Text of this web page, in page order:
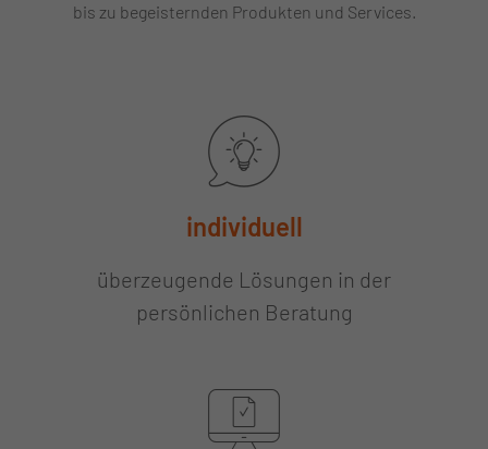
bis zu begeisternden Produkten und Services.
individuell
überzeugende Lösungen in der
persönlichen Beratung